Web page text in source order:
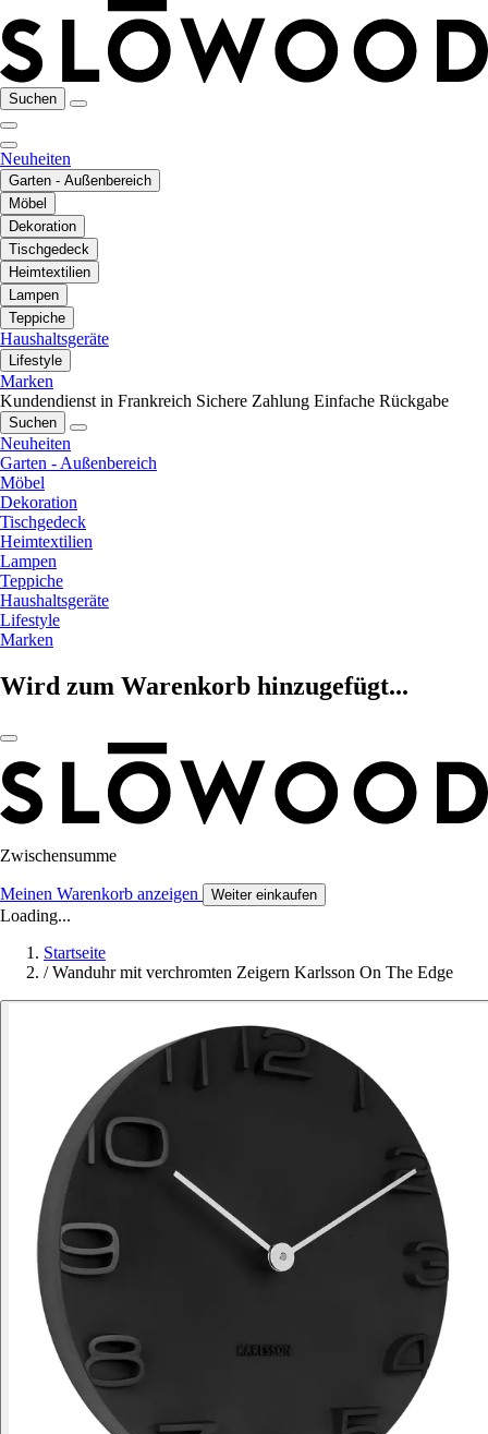
Suchen
Neuheiten
Garten - Außenbereich
Möbel
Dekoration
Tischgedeck
Heimtextilien
Lampen
Teppiche
Haushaltsgeräte
Lifestyle
Marken
Kundendienst in Frankreich Sichere Zahlung Einfache Rückgabe
Suchen
Neuheiten
Garten - Außenbereich
Möbel
Dekoration
Tischgedeck
Heimtextilien
Lampen
Teppiche
Haushaltsgeräte
Lifestyle
Marken
Wird zum Warenkorb hinzugefügt...
Zwischensumme
Meinen Warenkorb anzeigen Weiter einkaufen
Loading...
Startseite
/ Wanduhr mit verchromten Zeigern Karlsson On The Edge